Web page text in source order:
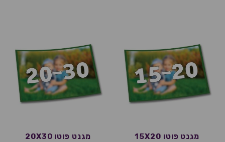
מגנט פוטו 15X20 מגנט פוטו 20X30